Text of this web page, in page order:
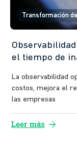
Transformación
el tiempo de
La observabilidad
costos, mejora el
las empresas
Leer más arrow_forward